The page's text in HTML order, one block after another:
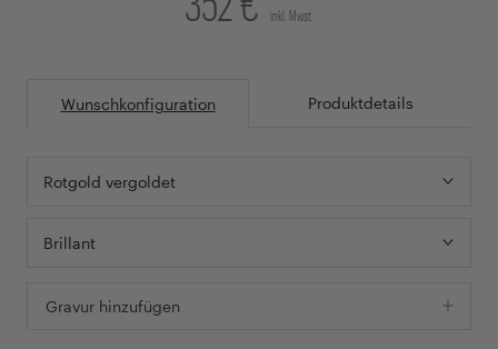
inkl. Mwst.
Wunschkonfiguration Produktdetails
Rotgold vergoldet
Brillant
Gravur hinzufügen